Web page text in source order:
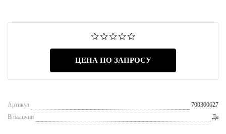
ЦЕНА ПО ЗАПРОСУ
Артикул
700300627
В наличии
Да